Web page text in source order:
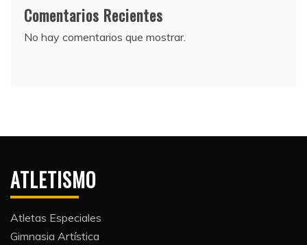
Comentarios Recientes
No hay comentarios que mostrar.
ATLETISMO
Atletas Especiales
Gimnasia Artística